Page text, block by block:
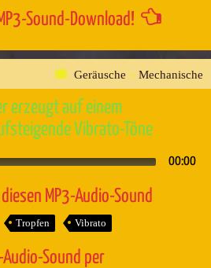
Sound-Download!
Geräusche » Mechanische
erzeugt auf einem
Vibrato-Töne
00:00
MP3-Audio-Sound
Tropfen Vibrato
Audio-Sound per